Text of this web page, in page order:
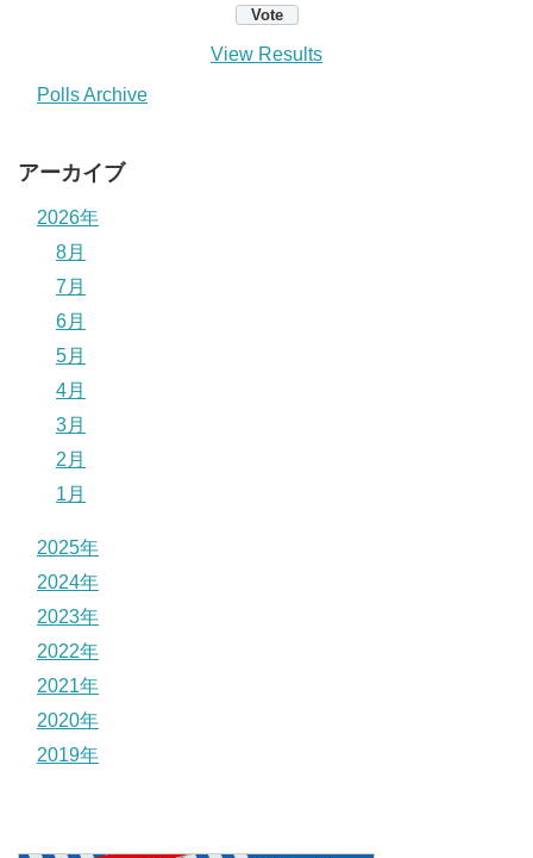
View Results
Polls Archive
アーカイブ
2026年
8月
7月
6月
5月
4月
3月
2月
1月
2025年
2024年
2023年
2022年
2021年
2020年
2019年